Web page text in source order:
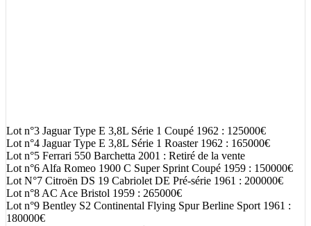
Lot n°3 Jaguar Type E 3,8L Série 1 Coupé 1962 : 125000€
Lot n°4 Jaguar Type E 3,8L Série 1 Roaster 1962 : 165000€
Lot n°5 Ferrari 550 Barchetta 2001 : Retiré de la vente
Lot n°6 Alfa Romeo 1900 C Super Sprint Coupé 1959 : 150000€
Lot N°7 Citroën DS 19 Cabriolet DE Pré-série 1961 : 200000€
Lot n°8 AC Ace Bristol 1959 : 265000€
Lot n°9 Bentley S2 Continental Flying Spur Berline Sport 1961 :
180000€